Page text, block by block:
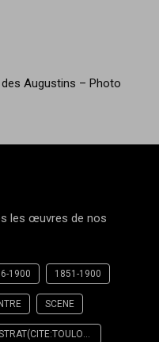
Augustins – Photo
les œuvres de nos
1900 1851-1900
SCENE
MAGISTRAT(CITE:TOULOUSE)